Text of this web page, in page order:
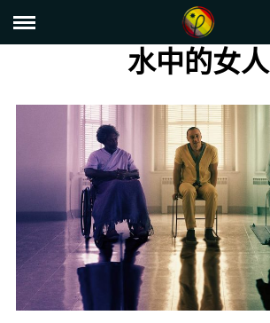
水中的女人